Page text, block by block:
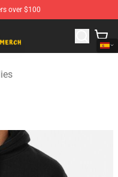
over $100
Merchandise Store